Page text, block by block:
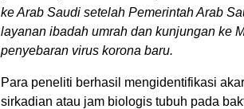
ke Arab Saudi setelah Pemerintah Arab
layanan ibadah umrah dan kunjungan ke
penyebaran virus korona baru.
Para peneliti berhasil mengidentifikasi
sirkadian atau jam biologis tubuh pada